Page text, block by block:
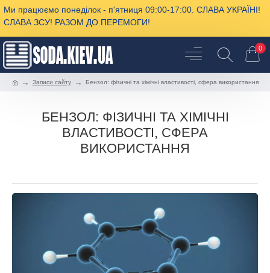
Ми працюємо понеділок - п'ятниця 09:00-17:00. СЛАВА УКРАЇНІ!
СЛАВА ЗСУ! РАЗОМ ДО ПЕРЕМОГИ!
0
Записи сайту Бензол: фізичні та хімічні властивості, сфера використання
БЕНЗОЛ: ФІЗИЧНІ ТА ХІМІЧНІ
ВЛАСТИВОСТІ, СФЕРА
ВИКОРИСТАННЯ